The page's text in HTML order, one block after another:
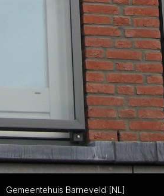
Gemeentehuis Barneveld [NL]